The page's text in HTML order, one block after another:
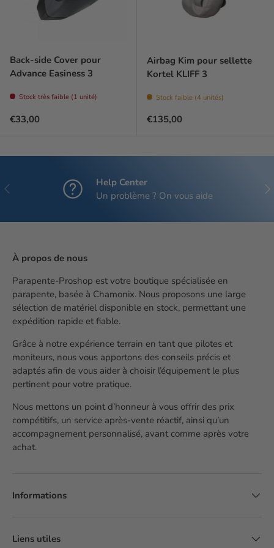
Back-side Cover pour
Advance Easiness 3
Stock très faible (1 unité)
Prix habituel
€33,00
Airbag Kim pour sellette
Kortel KLIFF 3
Stock faible (4 unités)
Prix habituel
€135,00
Précédent
Help Center
Un problème ? On vous aide
À propos de nous
Parapente-Proshop est votre boutique spécialisée en
parapente, basée à Chamonix. Nous proposons une large
sélection de matériel disponible en stock, permettant une
expédition rapide et fiable.
Grâce à notre expérience terrain en tant que pilotes et
moniteurs, nous vous apportons des conseils précis et
adaptés afin de vous aider à choisir l’équipement le plus
pertinent pour votre pratique.
Nous mettons un point d’honneur à vous offrir des prix
compétitifs, un service après-vente réactif, ainsi qu’un
accompagnement personnalisé, avant comme après votre
achat.
Informations
Liens utiles